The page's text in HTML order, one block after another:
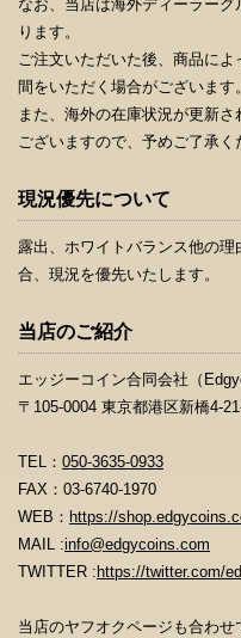
なお、当店は海外ディーラー
ります。
ご注文いただいた後、商品に
間をいただく場合がございます。
また、海外の在庫状況が更新
ございますので、予めご了承く
現況優先について
露出、ホワイトバランス他の
合、現況を優先いたします。
当店のご紹介
エッジーコイン合同会社（
〒105-0004 東京都港区新橋4-
TEL： 050-3635-0933
FAX：03-6740-1970
WEB： https://
MAIL :info@edgycoins.com
TWITTER : https://twitter.com/
当店のヤフオクページも合わせ